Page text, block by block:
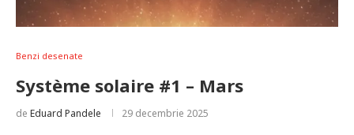
Benzi desenate
Système solaire #1 – Mars
de Eduard Pandele 29 decembrie 2025